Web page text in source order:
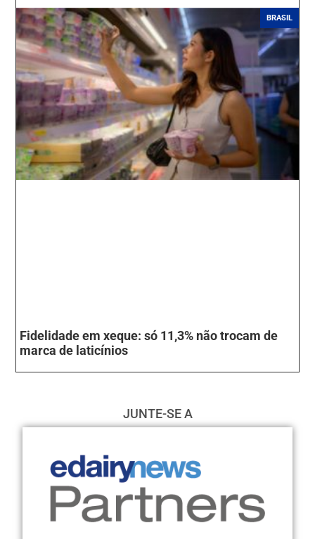
BRASIL
Fidelidade em xeque: só 11,3% não trocam de
marca de laticínios
JUNTE-SE A